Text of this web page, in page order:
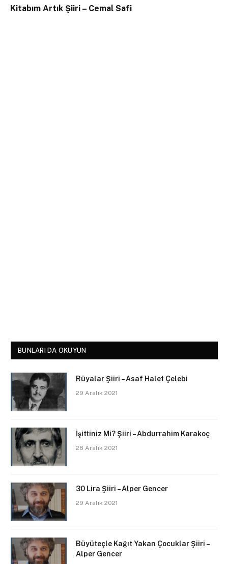
Kitabım Artık Şiiri – Cemal Safi
BUNLARI DA OKUYUN
Rüyalar Şiiri – Asaf Halet Çelebi
29 Aralık 2021
İşittiniz Mi? Şiiri – Abdurrahim Karakoç
28 Aralık 2021
30 Lira Şiiri – Alper Gencer
29 Aralık 2021
Büyüteçle Kağıt Yakan Çocuklar Şiiri –
Alper Gencer